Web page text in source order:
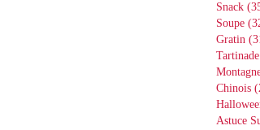
Snack
Soupe
Gratin
Tartinade
Chinois
Astuce